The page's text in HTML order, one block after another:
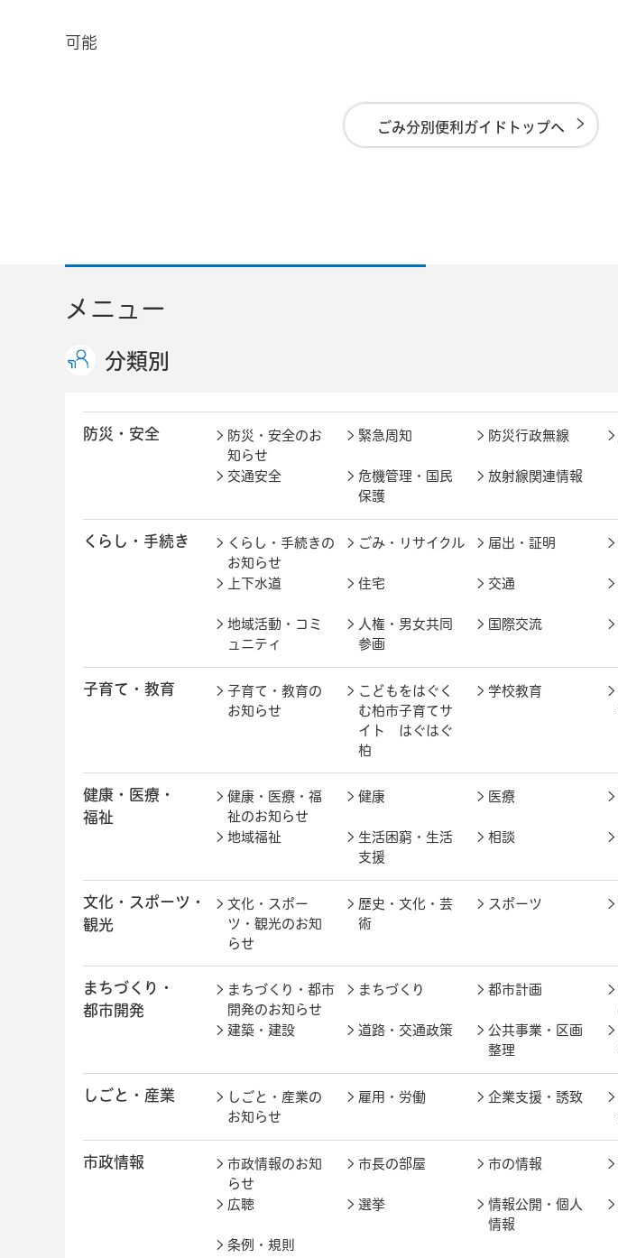
可能
ごみ分別便利ガイドトップへ
メニュー
分類別
防災・安全
防災・安全のお
知らせ
緊急周知 防災行政無線
交通安全
危機管理・国民
保護
放射線関連情報
くらし・手続き
くらし・手続きの
お知らせ
ごみ・リサイクル 届出・証明
上下水道 住宅 交通
地域活動・コミ
ュニティ
人権・男女共同
参画
国際交流
子育て・教育
子育て・教育の
お知らせ
こどもをはぐく
む柏市子育てサ
イト はぐはぐ
柏
学校教育
健康・医療・
福祉
健康・医療・福
祉のお知らせ
健康 医療
地域福祉
生活困窮・生活
支援
相談
文化・スポーツ・
観光
文化・スポー
ツ・観光のお知
らせ
歴史・文化・芸
術
スポーツ
まちづくり・
都市開発
まちづくり・都市
開発のお知らせ
まちづくり 都市計画
建築・建設 道路・交通政策
公共事業・区画
整理
しごと・産業
しごと・産業の
お知らせ
雇用・労働 企業支援・誘致
市政情報
市政情報のお知
らせ
市長の部屋 市の情報
広聴 選挙
情報公開・個人
情報
条例・規則